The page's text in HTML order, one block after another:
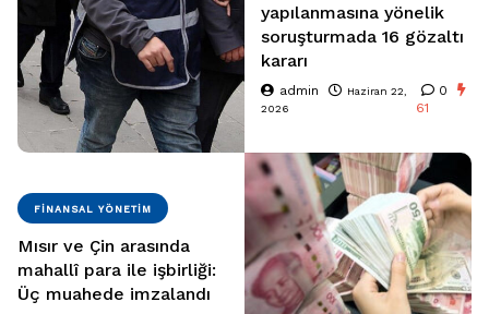
yapılanmasına yönelik
soruşturmada 16 gözaltı
kararı
admin
Haziran 22,
2026
0
61
FINANSAL YÖNETIM
Mısır ve Çin arasında
mahallî para ile işbirliği:
Üç muahede imzalandı